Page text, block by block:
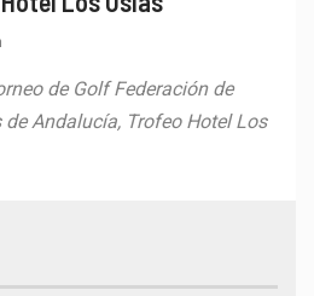
de Golf Federación de
Andalucía, Trofeo Hotel Los